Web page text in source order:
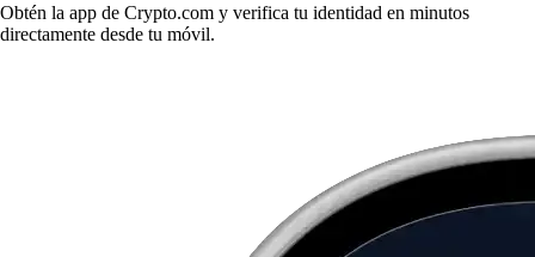
Obtén la app de Crypto.com y verifica tu identidad en minutos
directamente desde tu móvil.